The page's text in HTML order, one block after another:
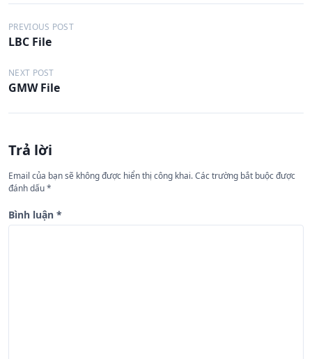
Đ
i
ề
u
h
ớ
n
g
b
PREVIOUS POST
LBC File
NEXT POST
GMW File
Trả lời
Email của bạn sẽ không được hiển thị công khai.Các trường bắt buộc được
đánh dấu*
Bình luận *